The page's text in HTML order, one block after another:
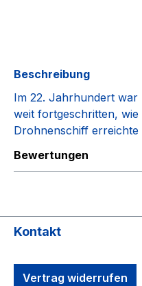
Beschreibung
Im 22. Jahrhundert war
weit fortgeschritten, wie
Drohnenschiff
Bewertungen
Kontakt
Vertrag widerrufen